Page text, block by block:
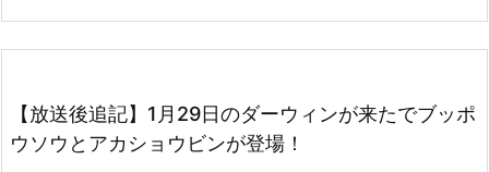
【放送後追記】1月29日のダーウィンが来たでブッポ
ウソウとアカショウビンが登場！